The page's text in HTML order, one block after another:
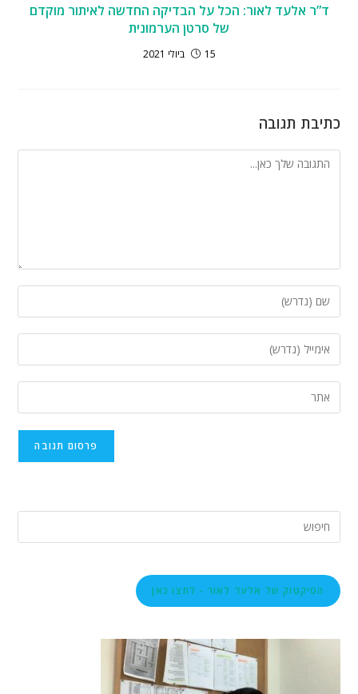
ד”ר אלעד לאור: הכל על הבדיקה החדשה לאיתור מוקדם
של סרטן הערמונית
15 ביולי 2021
כתיבת תגובה
הטיקטוק של אלעד לאור - לחצו כאן